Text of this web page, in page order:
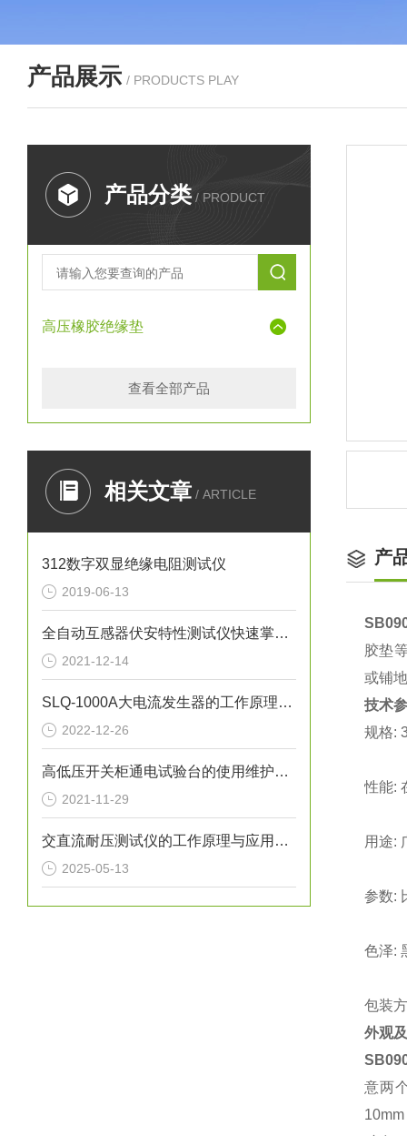
产品展示 / PRODUCTS PLAY
产品分类 / PRODUCT
高压橡胶绝缘垫
查看全部产品
相关文章 / ARTICLE
312数字双显绝缘电阻测试仪
2019-06-13
全自动互感器伏安特性测试仪快速掌握测量方法
2021-12-14
SLQ-1000A大电流发生器的工作原理是怎么样的
2022-12-26
高低压开关柜通电试验台的使用维护需注意哪些事情？
2021-11-29
交直流耐压测试仪的工作原理与应用领域
2025-05-13
产
胶垫
或铺
技术
规格:
性能:
用途:
参数:
色泽:
包装
外观
意两